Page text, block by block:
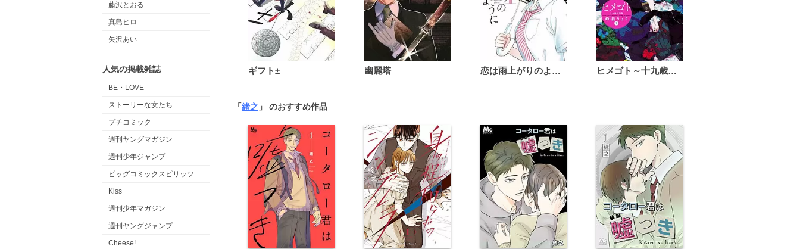
藤沢とおる
真島ヒロ
矢沢あい
人気の掲載雑誌
BE・LOVE
ストーリーな女たち
プチコミック
週刊ヤングマガジン
週刊少年ジャンプ
ビッグコミックスピリッツ
Kiss
週刊少年マガジン
週刊ヤングジャンプ
Cheese!
ギフト± 幽麗塔 恋は雨上がりのように ヒメゴト～十九歳の制服～
「緒之 」 のおすすめ作品